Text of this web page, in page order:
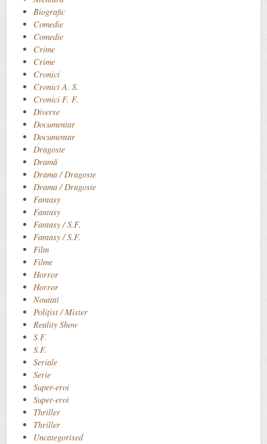
Biografic
Comedie
Comedie
Crime
Crime
Cronici
Cronici A. S.
Cronici F. F.
Diverse
Documentar
Documentar
Dragoste
Dramă
Drama / Dragoste
Drama / Dragoste
Fantasy
Fantasy
Fantasy / S.F.
Fantasy / S.F.
Film
Filme
Horror
Horror
Noutati
Polițist / Mister
Reality Show
S.F.
S.F.
Seriale
Serie
Super-eroi
Super-eroi
Thriller
Thriller
Uncategorised